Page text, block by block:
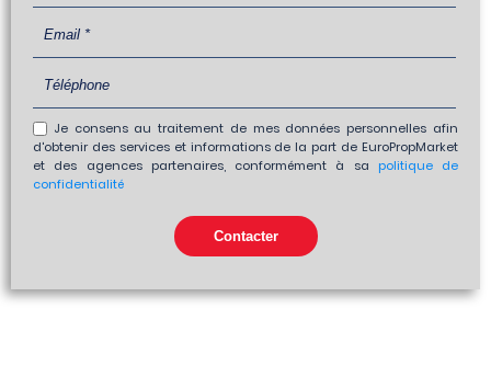
Je consens au traitement de mes données personnelles afin
d'obtenir des services et informations de la part de EuroPropMarket
et des agences partenaires, conformément à sa politique de
confidentialité